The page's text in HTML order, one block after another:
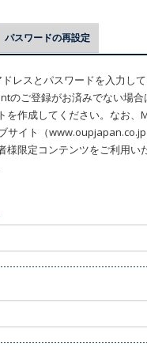
クティブなタブ)
パスワードの再設定
レスとパスワードを入力し
のご登録がお済みでない場合
を作成してください。なお、
サイト（
様限定コンテンツをご利用い